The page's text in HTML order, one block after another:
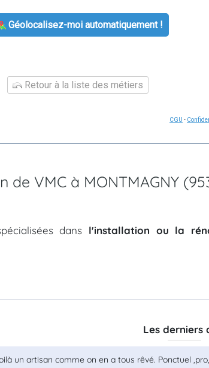
Géolocalisez-moi automatiquement !
Retour à la liste des métiers
CGU -
VMC à MONTMAGNY
dans l'installation ou la
Les derniers
un artisan comme on en a tous rêvé. Ponctuel